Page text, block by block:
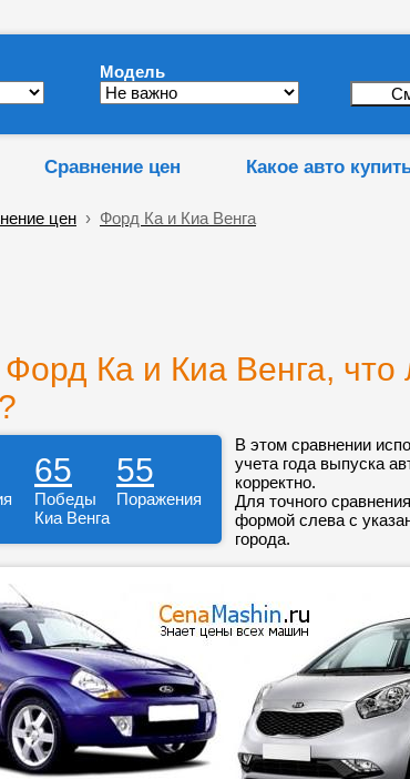
Модель
Сравнение цен Какое авто
цен › Форд Ка и Киа Венга
Ка и Киа Венга,
65 55
Победы
Поражения
Киа Венга
В этом сравнении
учета года выпуска
корректно.
Для точного
формой слева с
города.